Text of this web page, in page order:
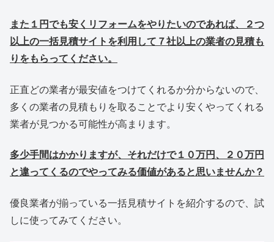
また１円でも安くリフォームをやりたいのであれば、２つ
以上の一括見積サイトを利用して７社以上の業者の見積も
りをもらってください。
正直どの業者が最安値をつけてくれるか分からないので、
多くの業者の見積もりを取ることでより安くやってくれる
業者が見つかる可能性が高まります。
多少手間はかかりますが、それだけで１０万円、２０万円
と違ってくるのでやってみる価値があると思いませんか？
優良業者が揃っている一括見積サイトを紹介するので、試
しに使ってみてください。